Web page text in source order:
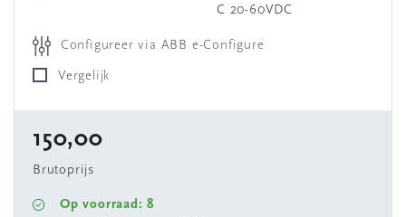
C 20-60VDC
Configureer via ABB e-Configure
Vergelijk
150,00
Brutoprijs
Op voorraad: 8